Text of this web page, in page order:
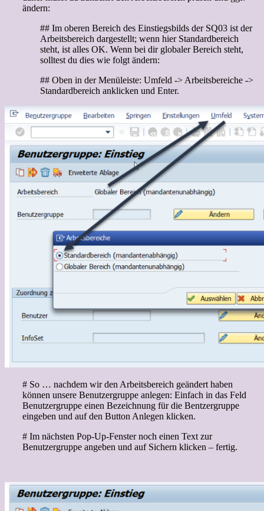
ändern:
## Im oberen Bereich des Einstiegsbilds der SQ03 ist der
Arbeitsbereich dargestellt; wenn hier Standardbereich
steht, ist alles OK. Wenn bei dir globaler Bereich steht,
solltest du dies wie folgt ändern:
## Oben in der Menüleiste: Umfeld -> Arbeitsbereiche ->
Standardbereich anklicken und Enter.
# So … nachdem wir den Arbeitsbereich geändert haben
können unsere Benutzergruppe anlegen: Einfach in das Feld
Benutzergruppe einen Bezeichnung für die Bentzergruppe
eingeben und auf den Button Anlegen klicken.
# Im nächsten Pop-Up-Fenster noch einen Text zur
Benutzergruppe angeben und auf Sichern klicken – fertig.